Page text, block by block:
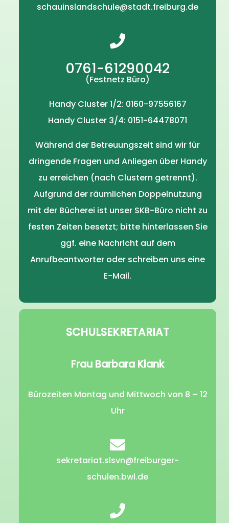
schauinslandschule@stadt.freiburg.de
0761-61290042
(Festnetz Büro)
Handy Cluster 1/2: 0160-97556167
Handy Cluster 3/4: 0151-64478071
Während der Betreuungszeit sind wir für
dringende Fragen und Anliegen über Handy
zu erreichen (nach Clustern getrennt).
Aufgrund der räumlichen Doppelnutzung
mit der Bücherei ist unser SKB-Büro nicht zu
festen Zeiten besetzt; bitte hinterlassen Sie
ggf. eine Nachricht auf dem
Anrufbeantworter oder schreiben uns eine
E-Mail.
SCHULSEKRETARIAT
Frau Barbara Klank
Bürozeiten Montag und Mittwoch von 8 – 12
Uhr
sekretariat.slsvn@freiburger-
schulen.bwl.de